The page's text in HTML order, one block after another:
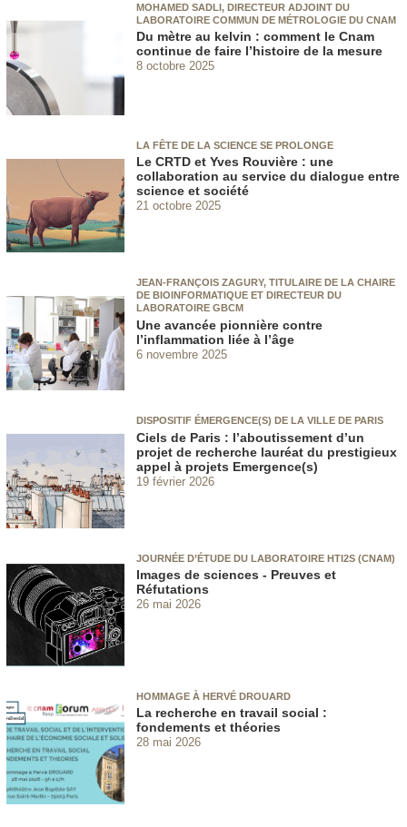
MOHAMED SADLI, DIRECTEUR ADJOINT DU
LABORATOIRE COMMUN DE MÉTROLOGIE DU CNAM
Du mètre au kelvin : comment le Cnam
continue de faire l’histoire de la mesure
8 octobre 2025
LA FÊTE DE LA SCIENCE SE PROLONGE
Le CRTD et Yves Rouvière : une
collaboration au service du dialogue entre
science et société
21 octobre 2025
JEAN-FRANÇOIS ZAGURY, TITULAIRE DE LA CHAIRE
DE BIOINFORMATIQUE ET DIRECTEUR DU
LABORATOIRE GBCM
Une avancée pionnière contre
l’inflammation liée à l’âge
6 novembre 2025
DISPOSITIF ÉMERGENCE(S) DE LA VILLE DE PARIS
Ciels de Paris : l’aboutissement d’un
projet de recherche lauréat du prestigieux
appel à projets Emergence(s)
19 février 2026
JOURNÉE D’ÉTUDE DU LABORATOIRE HTI2S (CNAM)
Images de sciences - Preuves et
Réfutations
26 mai 2026
HOMMAGE À HERVÉ DROUARD
La recherche en travail social :
fondements et théories
28 mai 2026